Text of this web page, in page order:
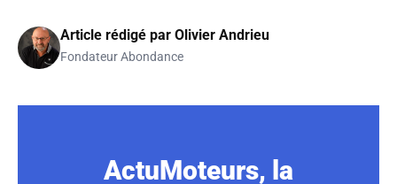
Article rédigé par Olivier Andrieu
Fondateur Abondance
ActuMoteurs, la